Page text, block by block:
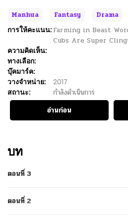
Manhua Fantasy Drama
การให้คะแนน: Farming in Beast
Cubs Are Super
ความคิดเห็น:
ทางเลือก:
บุ๊คมาร์ค:
วางจำหน่าย:
2017
สถานะ:
กำลังดำเนินการ
อ่านก่อน
บท
ตอนที่ 3
ตอนที่ 2